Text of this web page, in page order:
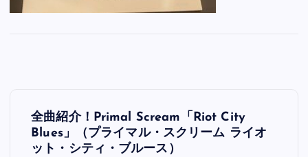
投
稿
全曲紹介！Primal Scream「Riot City
Blues」（プライマル・スクリーム ライオ
ット・シティ・ブルース）